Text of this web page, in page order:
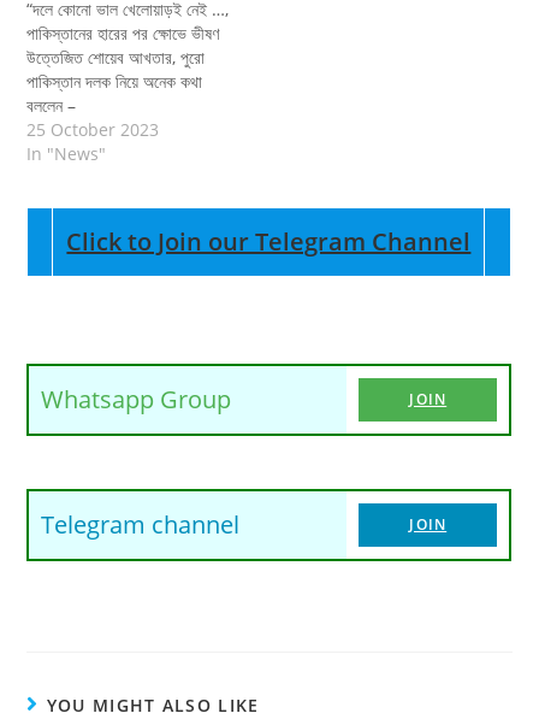
“দলে কোনো ভাল খেলোয়াড়ই নেই …,
পাকিস্তানের হারের পর ক্ষোভে ভীষণ
উত্তেজিত শোয়েব আখতার, পুরো
পাকিস্তান দলক নিয়ে অনেক কথা
বললেন –
25 October 2023
In "News"
Click to Join our Telegram Channel
Whatsapp Group JOIN
Telegram channel JOIN
YOU MIGHT ALSO LIKE